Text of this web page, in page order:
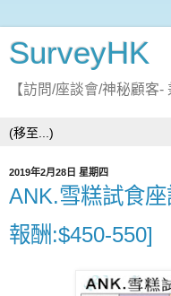
SurveyHK
【訪問/座談會/神秘顧客-
2019年2月28日 星期四
ANK.雪糕試食
報酬:$450-550]